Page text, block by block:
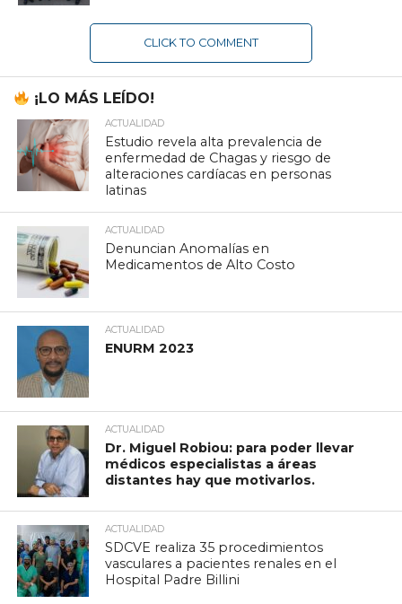
CLICK TO COMMENT
¡LO MÁS LEÍDO!
ACTUALIDAD
Estudio revela alta prevalencia de
enfermedad de Chagas y riesgo de
alteraciones cardíacas en personas
latinas
ACTUALIDAD
Denuncian Anomalías en
Medicamentos de Alto Costo
ACTUALIDAD
ENURM 2023
ACTUALIDAD
Dr. Miguel Robiou: para poder llevar
médicos especialistas a áreas
distantes hay que motivarlos.
ACTUALIDAD
SDCVE realiza 35 procedimientos
vasculares a pacientes renales en el
Hospital Padre Billini